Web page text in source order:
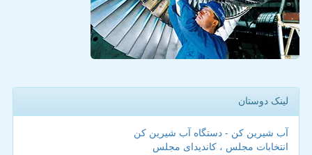
لینک دوستان
آب شیرین کن - دستگاه آب شیرین کن
انتخابات مجلس ، کاندیدای مجلس